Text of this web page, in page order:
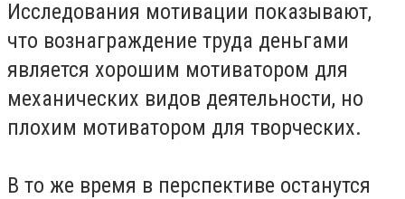
Исследования мотивации показывают,
что вознаграждение труда деньгами
является хорошим мотиватором для
механических видов деятельности, но
плохим мотиватором для творческих.
В то же время в перспективе останутся